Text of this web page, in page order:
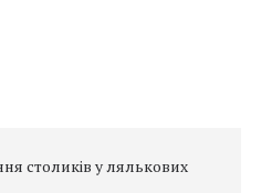
столиків у лялькових